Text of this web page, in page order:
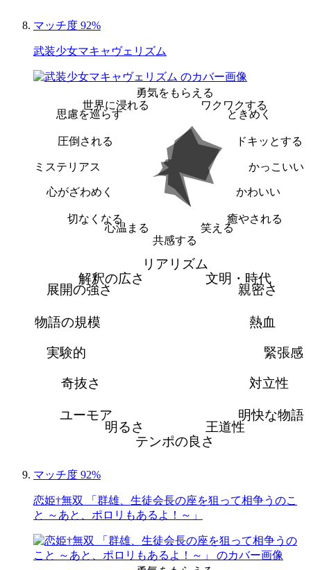
マッチ度 92%
武装少女マキャヴェリズム
勇気をもらえる
ワクワクする
ときめく
ドキッとする
かっこいい
かわいい
癒やされる
笑える
共感する
心温まる
切なくなる
心がざわめく
ミステリアス
圧倒される
思慮を巡らす
世界に浸れる
リアリズム
文明・時代
親密さ
熱血
緊張感
対立性
明快な物語
王道性
テンポの良さ
明るさ
ユーモア
奇抜さ
実験的
物語の規模
展開の強さ
解釈の広さ
マッチ度 92%
恋姫†無双 「群雄、生徒会長の座を狙って相争うのこ
と ～あと、ポロリもあるよ！～」